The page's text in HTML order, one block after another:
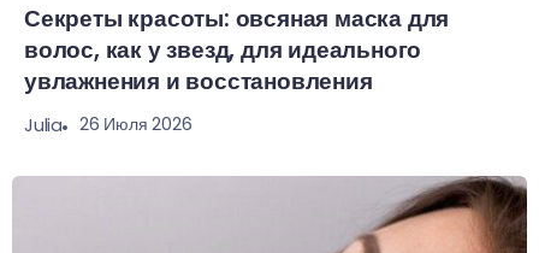
Секреты красоты: овсяная маска для
волос, как у звезд, для идеального
увлажнения и восстановления
Julia 26 Июля 2026